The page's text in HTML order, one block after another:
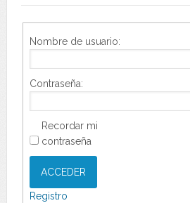
Nombre de usuario:
Contraseña:
Recordar mi
contraseña
ACCEDER
Registro